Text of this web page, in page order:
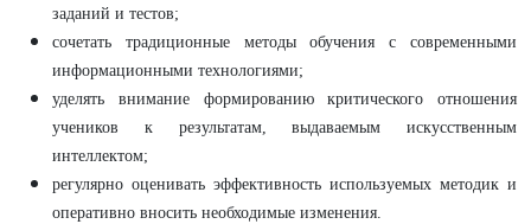
заданий и тестов;
сочетать традиционные методы обучения с современными
информационными технологиями;
уделять внимание формированию критического отношения
учеников к результатам, выдаваемым искусственным
интеллектом;
регулярно оценивать эффективность используемых методик и
оперативно вносить необходимые изменения.